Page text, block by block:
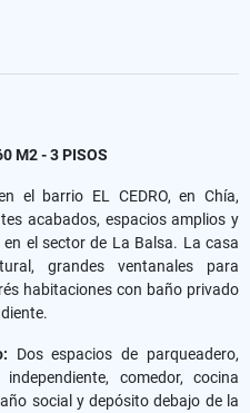
M2 - 3 PISOS
el barrio EL CEDRO, en Chía,
acabados, espacios amplios y
el sector de La Balsa. La casa
grandes ventanales para
habitaciones con baño privado
Dos espacios de parqueadero,
comedor, cocina
social y depósito debajo de la